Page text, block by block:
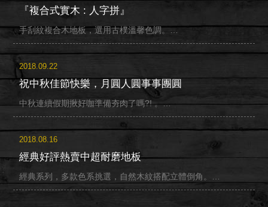
『複合式實木 : 人字拼』
手刮紋複合木地板，選用古樸溫馨色調。…
2018.09.22
祝中秋佳節快樂，月圓人圓事事團圓
中秋連續假期揪好咖準備夯肉了嗎?! 。…
2018.08.16
經典好評熱賣中超耐磨地板
經典系列，多款色系挑選，自然木紋搭配立體倒角。…